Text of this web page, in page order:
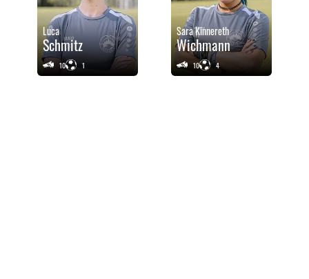
Luca
Schmitz
10 1
Sara Kinnereth
Wichmann
10 4